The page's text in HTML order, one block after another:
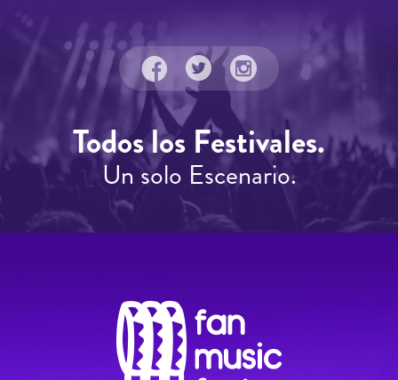
Todos los Festivales.
Un solo Escenario.